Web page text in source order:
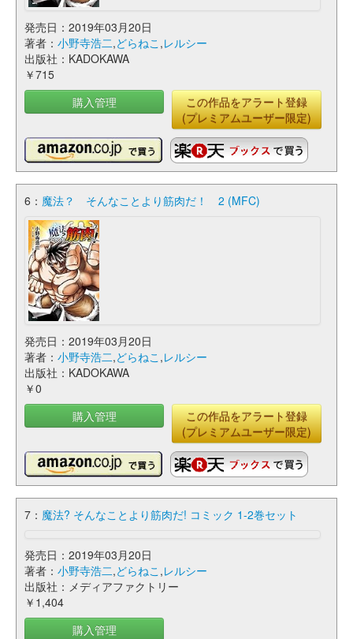
発売日：2019年03月20日
著者： 小野寺浩二,どらねこ ,レルシー
出版社：KADOKAWA
￥715
購入管理
この作品をアラート登録
(プレミアムユーザー限定)
6： 魔法？ そんなことより筋肉だ！ 2 (MFC)
発売日：2019年03月20日
著者： 小野寺浩二,どらねこ ,レルシー
出版社：KADOKAWA
￥0
購入管理
この作品をアラート登録
(プレミアムユーザー限定)
7： 魔法? そんなことより筋肉だ! コミック 1-2巻セット
発売日：2019年03月20日
著者： 小野寺浩二,どらねこ ,レルシー
出版社：メディアファクトリー
￥1,404
購入管理